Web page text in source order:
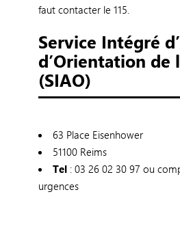
faut contacter le 115.
Service Intégré
d’Orientation de
(SIAO)
63 Place Eisenhower
51100 Reims
Tel: 03 26 02 30 97 ou
urgences